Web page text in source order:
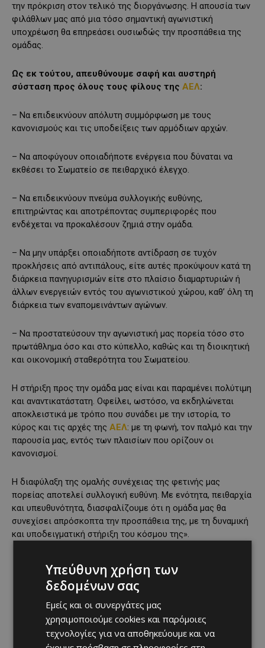
την πρόκριση στον τελικό της διοργάνωσης. Η απουσία των
φιλάθλων μας από μια τόσο σημαντική αγωνιστική
υποχρέωση θα επηρεάσει ουσιωδώς την προσπάθεια της
ομάδας.
Ως εκ τούτου, απευθύνουμε σαφή και αυστηρή
σύσταση προς όλους τους φίλους της ΑΕΛ:
– Να επιδεικνύουν απόλυτη συμμόρφωση με τους
κανονισμούς και τις υποδείξεις των αρμόδιων αρχών.
– Να αποφύγουν οποιαδήποτε ενέργεια που δύναται να
εκθέσει το Σωματείο σε πειθαρχικό έλεγχο.
– Να επιδεικνύουν πνεύμα συλλογικής ευθύνης,
επιτηρώντας και αποτρέποντας συμπεριφορές που
ενδέχεται να προκαλέσουν ζημιά στην ομάδα.
– Να μην υπάρξει οποιαδήποτε αντίδραση σε τυχόν
προκλήσεις από αντιπάλους, είτε αυτές προκύψουν κατά τη
διάρκεια πανηγυρισμών είτε στο πλαίσιο διαμαρτυριών ή
άλλων ενεργειών εντός του αγωνιστικού χώρου, καθ’ όλη τη
διάρκεια των εναπομεινάντων αγώνων.
– Να προστατεύσουν την αγωνιστική μας πορεία τόσο στο
πρωτάθλημα όσο και στο κύπελλο, καθώς και τη διοικητική
και οικονομική σταθερότητα του Σωματείου.
Η στήριξη προς την ομάδα μας είναι και παραμένει πολύτιμη
και αναντικατάστατη. Οφείλει, ωστόσο, να εκδηλώνεται
αποκλειστικά με τρόπο που συνάδει με την ιστορία, το
κύρος και τις αρχές της ΑΕΛ: με τη φωνή, τον παλμό και την
παρουσία μας, εντός των πλαισίων που ορίζουν οι
κανονισμοί.
Η διαφύλαξη της ομαλής συνέχειας της φετινής μας
πορείας αποτελεί συλλογική ευθύνη. Με ενότητα, πειθαρχία
και υπευθυνότητα, διασφαλίζουμε ότι η ομάδα μας θα
συνεχίσει απρόσκοπτα την προσπάθεια της, με τη δυναμική
και υποδειγματική στήριξη του κόσμου της».
Υπεύθυνη χρήση των
δεδομένων σας
Εμείς και οι συνεργάτες μας
χρησιμοποιούμε cookies και παρόμοιες
τεχνολογίες για να αποθηκεύουμε και να